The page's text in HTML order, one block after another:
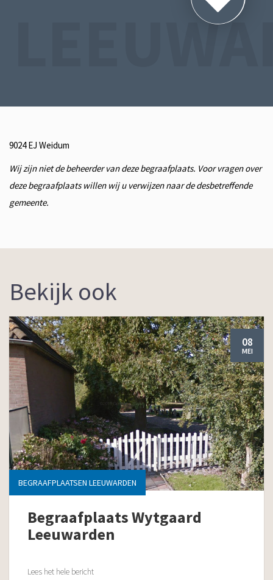
9024 EJ Weidum
Wij zijn niet de beheerder van deze begraafplaats. Voor vragen over
deze begraafplaats willen wij u verwijzen naar de desbetreffende
gemeente.
Bekijk ook
08
MEI
BEGRAAFPLAATSEN LEEUWARDEN
Begraafplaats Wytgaard
Leeuwarden
Lees het hele bericht